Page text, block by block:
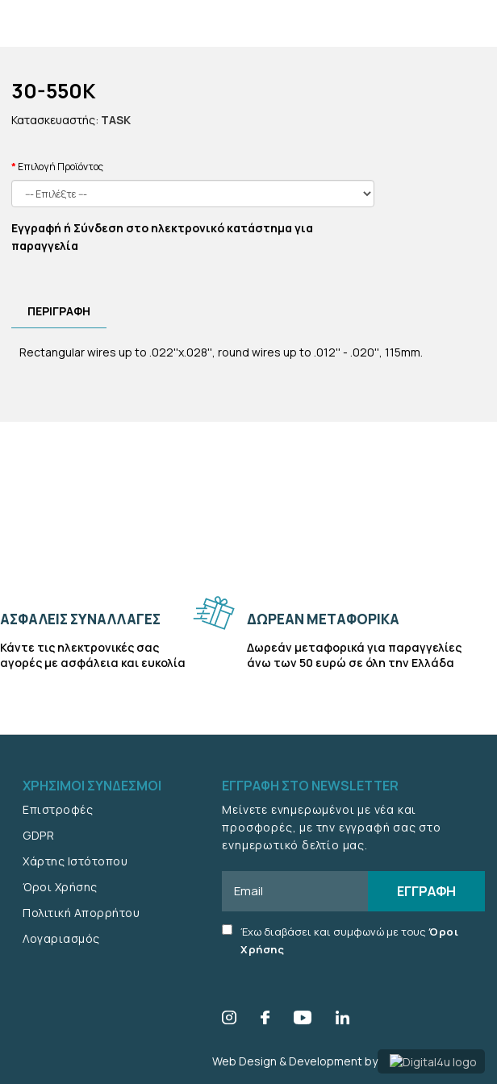
30-550K
Κατασκευαστής: TASK
Επιλογή Προϊόντος
Εγγραφή ή Σύνδεση στο ηλεκτρονικό κατάστημα για
παραγγελία
ΠΕΡΙΓΡΑΦΉ
Rectangular wires up to .022''x.028'', round wires up to .012'' - .020'', 115mm.
ΑΣΦΑΛΕΊΣ ΣΥΝΑΛΛΑΓΈΣ
Κάντε τις ηλεκτρονικές σας
αγορές με ασφάλεια και ευκολία
ΔΩΡΕΆΝ ΜΕΤΑΦΟΡΙΚΆ
Δωρεάν μεταφορικά για παραγγελίες
άνω των 50 ευρώ σε όλη την Ελλάδα
ΧΡΉΣΙΜΟΙ ΣΎΝΔΕΣΜΟΙ
Επιστροφές
GDPR
Χάρτης Ιστότοπου
Όροι Χρήσης
Πολιτική Απορρήτου
Λογαριασμός
ΕΓΓΡΑΦΉ ΣΤΟ NEWSLETTER
Μείνετε ενημερωμένοι με νέα και
προσφορές, με την εγγραφή σας στο
ενημερωτικό δελτίο μας.
ΕΓΓΡΑΦΉ
Accept
terms
Έχω διαβάσει και συμφωνώ με τουςΌροι
Χρήσης
Web Design & Development by